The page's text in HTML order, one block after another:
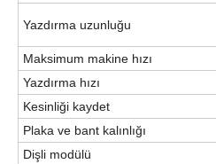
Yazdırma uzunluğu
Maksimum makine hızı
Yazdırma hızı
Kesinliği kaydet
Plaka ve bant kalınlığı
Dişli modülü